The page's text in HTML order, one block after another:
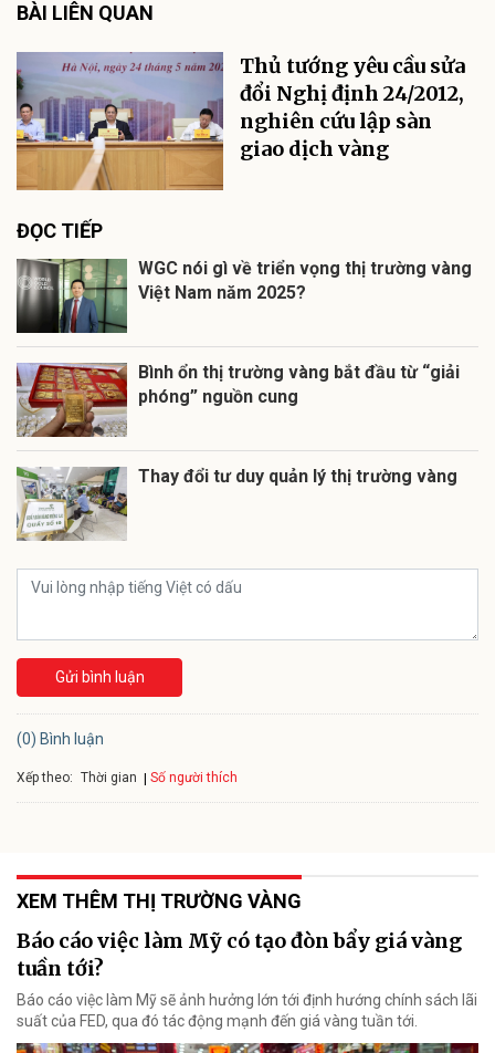
BÀI LIÊN QUAN
Thủ tướng yêu cầu sửa
đổi Nghị định 24/2012,
nghiên cứu lập sàn
giao dịch vàng
ĐỌC TIẾP
WGC nói gì về triển vọng thị trường vàng
Việt Nam năm 2025?
Bình ổn thị trường vàng bắt đầu từ “giải
phóng” nguồn cung
Thay đổi tư duy quản lý thị trường vàng
Gửi bình luận
(0) Bình luận
Xếp theo: Thời gian Số người thích
XEM THÊM THỊ TRƯỜNG VÀNG
Báo cáo việc làm Mỹ có tạo đòn bẩy giá vàng
tuần tới?
Báo cáo việc làm Mỹ sẽ ảnh hưởng lớn tới định hướng chính sách lãi
suất của FED, qua đó tác động mạnh đến giá vàng tuần tới.